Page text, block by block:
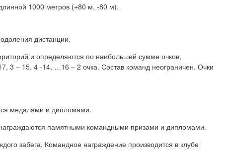
1000 метров (+80 м, -80 м).
дистанции.
и определяются по наибольшей сумме очков,
3 – 15, 4 -14, …16 – 2 очка. Состав команд неограничен. Очки
медалями и дипломами.
памятными командными призами и дипломами.
забега. Командное награждение производится в клубе